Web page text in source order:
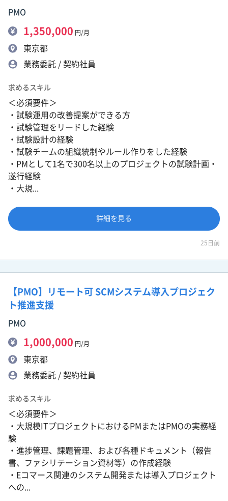
PMO
1,350,000 円/月
東京都
業務委託 / 契約社員
求めるスキル
＜必須要件＞
・試験運用の改善提案ができる方
・試験管理をリードした経験
・試験設計の経験
・試験チームの組織統制やルール作りをした経験
・PMとして1名で300名以上のプロジェクトの試験計画・
遂行経験
・大規...
詳細を見る
25日前
【PMO】リモート可 SCMシステム導入プロジェク
ト推進支援
PMO
1,000,000 円/月
東京都
業務委託 / 契約社員
求めるスキル
＜必須要件＞
・大規模ITプロジェクトにおけるPMまたはPMOの実務経
験
・進捗管理、課題管理、および各種ドキュメント（報告
書、ファシリテーション資材等）の作成経験
・Eコマース関連のシステム開発または導入プロジェクト
への...